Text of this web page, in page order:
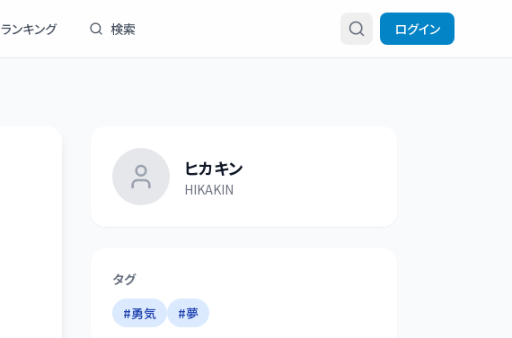
ランキング 検索 ログイン
ヒカキン
HIKAKIN
タグ
#勇気 #夢